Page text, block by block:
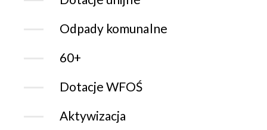
Odpady komunalne
60+
Dotacje WFOŚ
Aktywizacja